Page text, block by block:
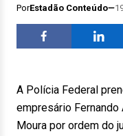
PorEstadão Conteúdo
A Polícia Federal
empresário Fernando
Moura por ordem do